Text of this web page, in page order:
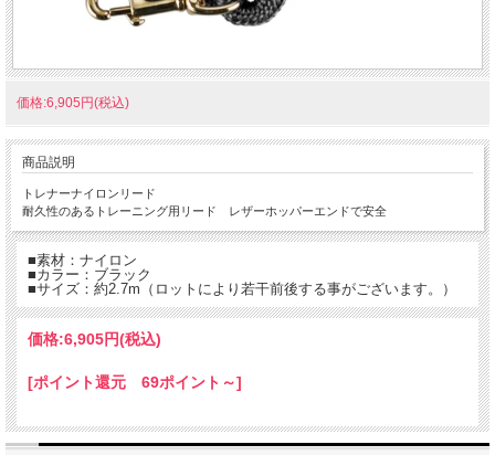
価格:6,905円(税込)
商品説明
トレナーナイロンリード
耐久性のあるトレーニング用リード レザーホッパーエンドで安全
■素材：ナイロン
■カラー：ブラック
■サイズ：約2.7m（ロットにより若干前後する事がございます。）
価格:6,905円(税込)
[ポイント還元 69ポイント～]